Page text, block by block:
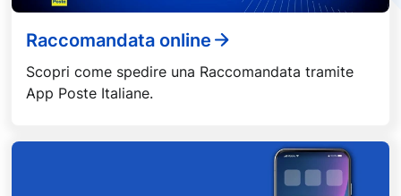
Raccomandata online
Scopri come spedire una Raccomandata tramite
App Poste Italiane.